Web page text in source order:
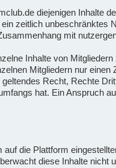
diejenigen Inhalte
zeitlich
mit
Inhalte von
Mitgliedern nur
Recht, Rechte
hat. Ein Anspruch
auf die Plattform
diese Inhalte